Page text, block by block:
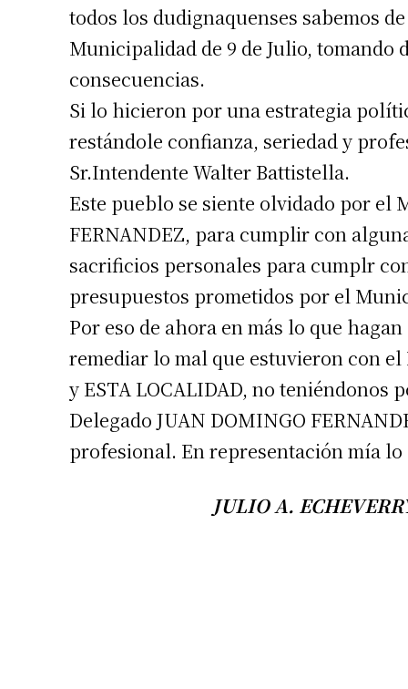
Dirección
todos los dudignaquenses sabemos
Municipalidad de 9 de Julio, tomando
consecuencias.
Si lo hicieron por una estrategia
restándole confianza, seriedad y
Sr.Intendente Walter Battistella.
Este pueblo se siente olvidado por el
FERNANDEZ, para cumplir con
sacrificios personales para cumplr
presupuestos prometidos por el
Por eso de ahora en más lo que
remediar lo mal que estuvieron con el
y ESTA LOCALIDAD, no teniéndonos
Delegado JUAN DOMINGO
profesional. En representación mía
JULIO A.